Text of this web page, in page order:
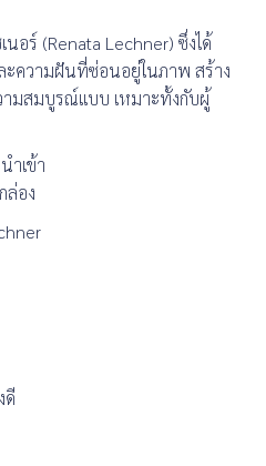
นอร์ (Renata Lechner) ซึ่งได้
ะความฝันที่ซ่อนอยู่ในภาพ สร้าง
มสมบูรณ์แบบ เหมาะทั้งกับผู้
ำเข้า
ล่อง
ดี